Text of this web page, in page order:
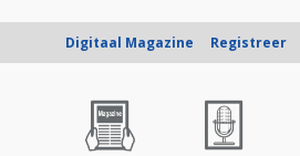
Digitaal Magazine Registreer